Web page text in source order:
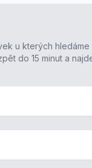
u kterých hledáme
do 15 minut a